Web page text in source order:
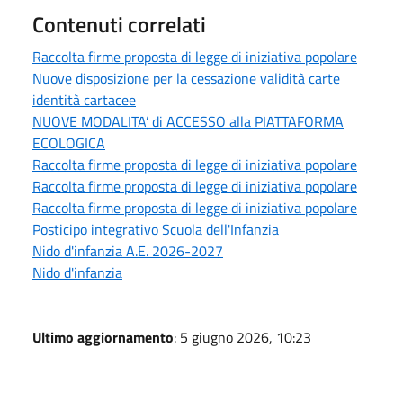
Contenuti correlati
Raccolta firme proposta di legge di iniziativa popolare
Nuove disposizione per la cessazione validità carte
identità cartacee
NUOVE MODALITA’ di ACCESSO alla PIATTAFORMA
ECOLOGICA
Raccolta firme proposta di legge di iniziativa popolare
Raccolta firme proposta di legge di iniziativa popolare
Raccolta firme proposta di legge di iniziativa popolare
Posticipo integrativo Scuola dell'Infanzia
Nido d'infanzia A.E. 2026-2027
Nido d'infanzia
Ultimo aggiornamento: 5 giugno 2026, 10:23